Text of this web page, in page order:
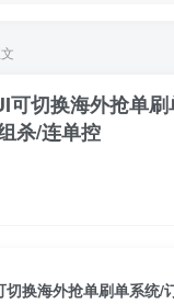
可切换海外抢单
杀/连单控